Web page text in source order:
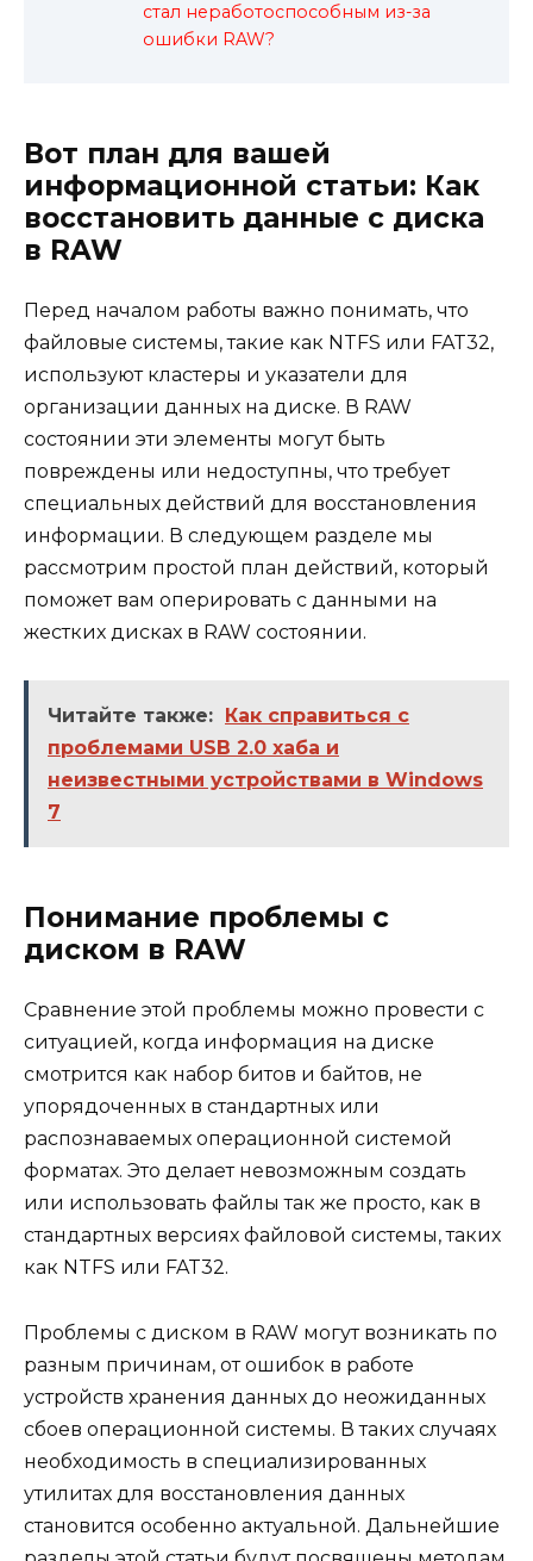
стал неработоспособным из-за
ошибки RAW?
Вот план для вашей
информационной статьи: Как
восстановить данные с диска
в RAW
Перед началом работы важно понимать, что
файловые системы, такие как NTFS или FAT32,
используют кластеры и указатели для
организации данных на диске. В RAW
состоянии эти элементы могут быть
повреждены или недоступны, что требует
специальных действий для восстановления
информации. В следующем разделе мы
рассмотрим простой план действий, который
поможет вам оперировать с данными на
жестких дисках в RAW состоянии.
Читайте также:
Как справиться с
проблемами USB 2.0 хаба и
неизвестными устройствами в Windows
7
Понимание проблемы с
диском в RAW
Сравнение этой проблемы можно провести с
ситуацией, когда информация на диске
смотрится как набор битов и байтов, не
упорядоченных в стандартных или
распознаваемых операционной системой
форматах. Это делает невозможным создать
или использовать файлы так же просто, как в
стандартных версиях файловой системы, таких
как NTFS или FAT32.
Проблемы с диском в RAW могут возникать по
разным причинам, от ошибок в работе
устройств хранения данных до неожиданных
сбоев операционной системы. В таких случаях
необходимость в специализированных
утилитах для восстановления данных
становится особенно актуальной. Дальнейшие